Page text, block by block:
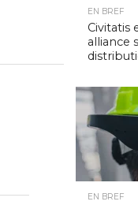
EN BREF
Civitatis
alliance
EN BREF